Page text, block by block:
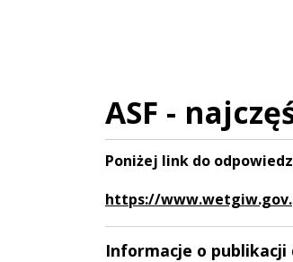
ASF -
Poniżej link do
https://
Informacje o